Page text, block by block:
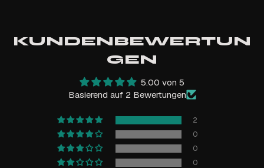
KUNDENBEWERTUN
GEN
5.00 von 5
Basierend auf 2 Bewertungen
2
0
0
0